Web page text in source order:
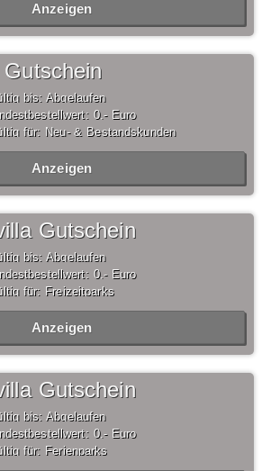
Anzeigen
bis: Abgelaufen
0,- Euro
für: Neu- & Bestandskunden
Anzeigen
Gutschein
bis: Abgelaufen
0,- Euro
für: Freizeitparks
Anzeigen
Gutschein
bis: Abgelaufen
0,- Euro
für: Ferienparks